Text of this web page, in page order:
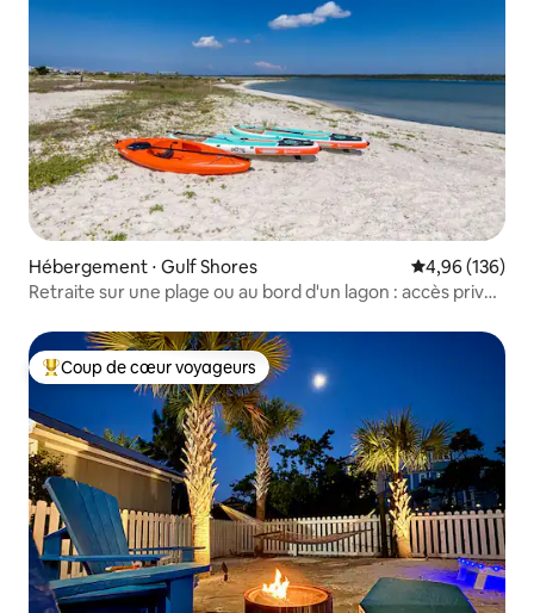
Hébergement ⋅ Gulf Shores Évaluation
4,96 (136)
Retraite sur une plage ou au bord d'un lagon : accès privé
Coups de cœur voyageurs les plus appréciés
Coup de cœur voyageurs